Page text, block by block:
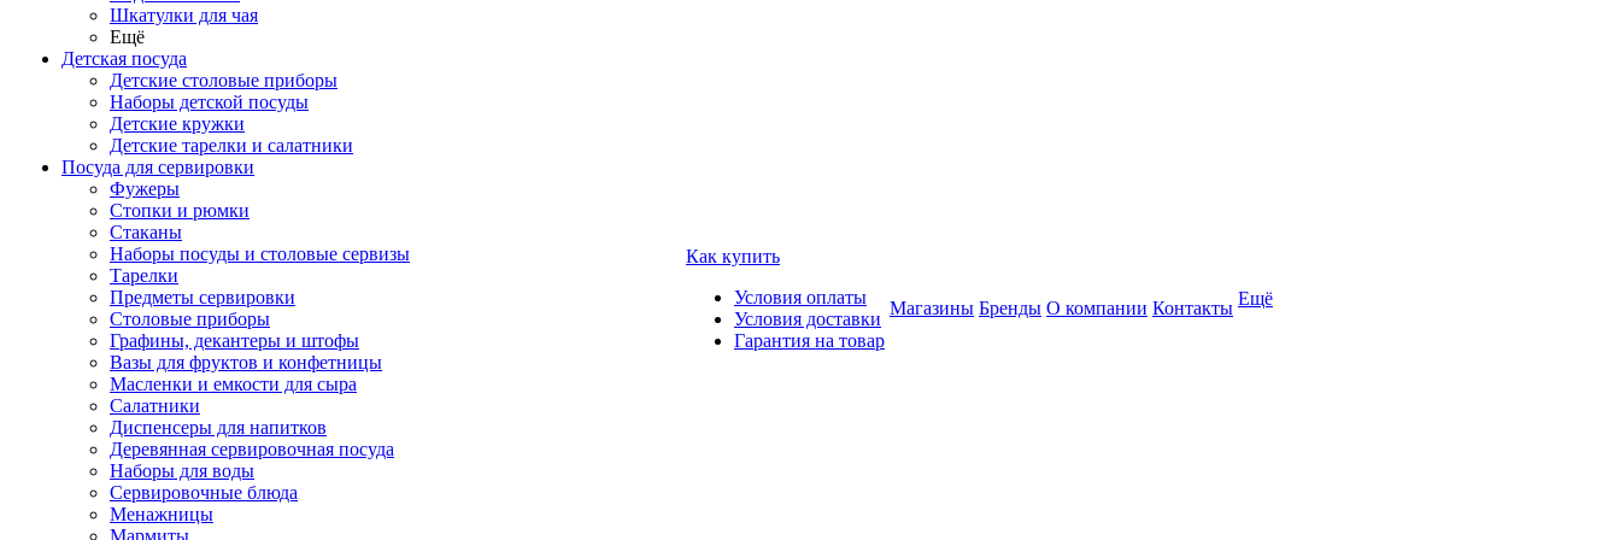
Шкатулки для чая
Ещё
Детская посуда
Детские столовые приборы
Наборы детской посуды
Детские кружки
Детские тарелки и салатники
Посуда для сервировки
Фужеры
Стопки и рюмки
Стаканы
Наборы посуды и столовые сервизы
Тарелки
Предметы сервировки
Столовые приборы
Графины, декантеры и штофы
Вазы для фруктов и конфетницы
Масленки и емкости для сыра
Салатники
Диспенсеры для напитков
Деревянная сервировочная посуда
Наборы для воды
Сервировочные блюда
Менажницы
Мармиты
Как купить
Условия оплаты
Условия доставки
Гарантия на товар
Магазины Бренды О компании Контакты Ещё